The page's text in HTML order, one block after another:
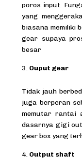
poros input.
yang
biasana memiliki
gear supaya
besar
Ouput gear
Tidak jauh
juga berperan
memutar rantai
dasarnya gigi
gear box yang
Output shaft